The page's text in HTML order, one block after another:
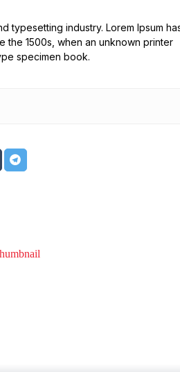
typesetting industry. Lorem Ipsum
the 1500s, when an unknown printer
specimen book.